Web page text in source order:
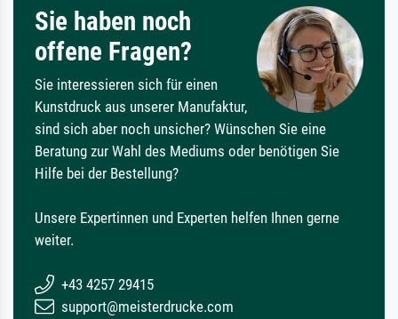
Sie haben noch
offene Fragen?
Sie interessieren sich für einen
Kunstdruck aus unserer Manufaktur,
sind sich aber noch unsicher? Wünschen Sie eine
Beratung zur Wahl des Mediums oder benötigen Sie
Hilfe bei der Bestellung?
Unsere Expertinnen und Experten helfen Ihnen gerne
weiter.
+43 4257 29415
support@meisterdrucke.com